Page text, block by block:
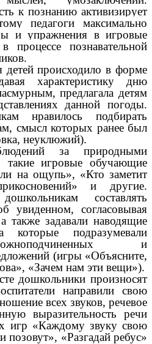
к познанию активизирует
педагоги максимально
и упражнения в игровые
процессе познавательной
детей происходило в форме
характеристику дню
предлагала детям
данной погоды.
нравилось подбирать
смысл которых ранее был
неуклюжий).
за природными
такие игровые обучающие
на ощупь», «Кто заметит
и другие.
составлять
увиденном, согласовывая
также задавали наводящие
подразумевали
и
(игры «Объясните,
«Зачем нам эти вещи»).
дошкольники произносят
направили свою
всех звуков, речевое
выразительность речи
игр «Каждому звуку свою
позовут», «Разгадай ребус»